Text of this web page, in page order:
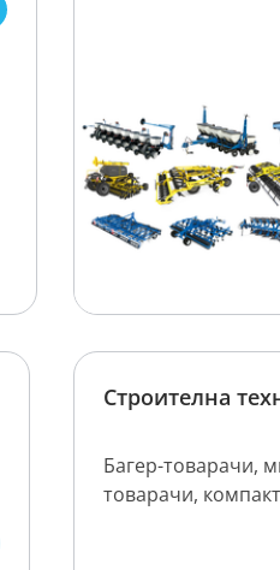
Строителна
Багер-товарачи,
товарачи,
товарачи,